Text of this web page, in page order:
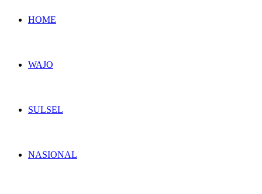
HOME
WAJO
SULSEL
NASIONAL